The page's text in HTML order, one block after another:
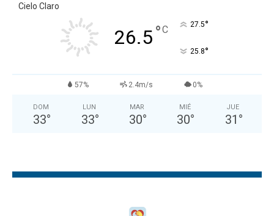
Cielo Claro
26.5°C 27.5°
25.8°
57% 2.4m/s 0%
DOM
33°
LUN
33°
MAR
30°
MIÉ
30°
JUE
31 °